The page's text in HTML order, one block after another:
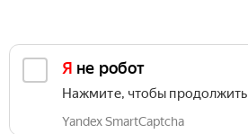
Я не робот
Нажмите, чтобы продолжить
Yandex SmartCaptcha